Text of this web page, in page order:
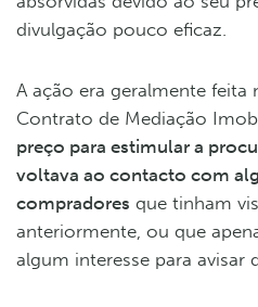
divulgação pouco eficaz.
A ação era geralmente
Contrato de Mediação
preço para estimular a
voltava ao contacto com
compradores que tinham
anteriormente, ou que
algum interesse para avisar